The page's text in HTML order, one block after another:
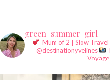
green_summer_girl
Mum of 2 | Slow Travel
@destinationyvelines